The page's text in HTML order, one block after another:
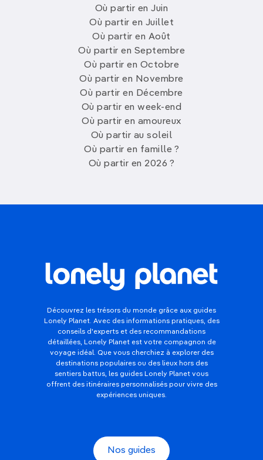
Où partir en Juin
Où partir en Juillet
Où partir en Août
Où partir en Septembre
Où partir en Octobre
Où partir en Novembre
Où partir en Décembre
Où partir en week-end
Où partir en amoureux
Où partir au soleil
Où partir en famille ?
Où partir en 2026 ?
Découvrez les trésors du monde grâce aux guides
Lonely Planet. Avec des informations pratiques, des
conseils d'experts et des recommandations
détaillées, Lonely Planet est votre compagnon de
voyage idéal. Que vous cherchiez à explorer des
destinations populaires ou des lieux hors des
sentiers battus, les guides Lonely Planet vous
offrent des itinéraires personnalisés pour vivre des
expériences uniques.
Nos guides